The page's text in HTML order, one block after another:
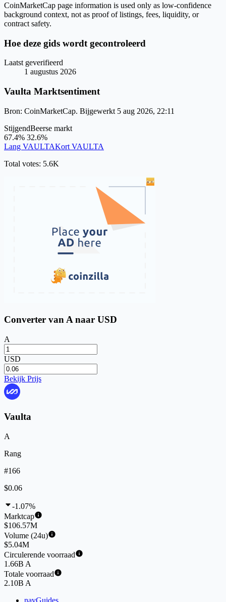
CoinMarketCap page information is used only as low-confidence
background context, not as proof of listings, fees, liquidity, or
contract safety.
Hoe deze gids wordt gecontroleerd
Laatst geverifieerd
1 augustus 2026
Vaulta Marktsentiment
Bron: CoinMarketCap. Bijgewerkt 5 aug 2026, 22:11
StijgendBeerse markt
67.4% 32.6%
Lang VAULTAKort VAULTA
Total votes: 5.6K
Converter van A naar USD
A
USD
Bekijk Prijs
Vaulta
A
Rang
#166
$0.06
-1.07%
Marktcap
$106.57M
Volume (24u)
$5.04M
Circulerende voorraad
1.66B A
Totale voorraad
2.10B A
navGuides